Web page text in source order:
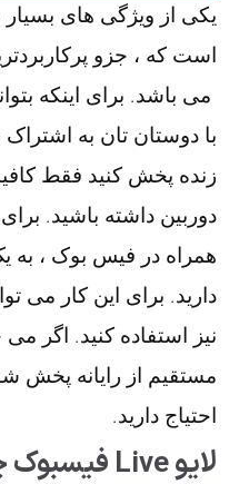
یکی از ویژگی های
است که ، جزو
می باشد. برای اینکه
با دوستان تان به اشتراک
زنده پخش کنید فقط
دوربین داشته باشید.
همراه در فیس بوک ، به
دارید. برای این کار می
نیز استفاده کنید. اگر می
مستقیم از رایانه پخش
احتیاج دارید.
لایو Live فیسبوک چیست؟